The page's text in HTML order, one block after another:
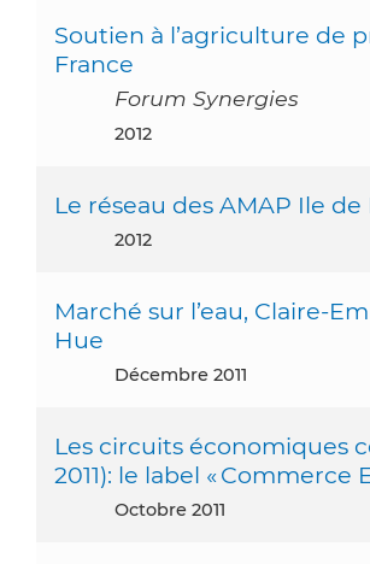
Soutien à l’agriculture de
France
Forum Synergies
2012
Le réseau des AMAP Ile de
2012
Marché sur l’eau, Claire-
Hue
décembre 2011
Les circuits économiques
2011): le label « Commerce
octobre 2011